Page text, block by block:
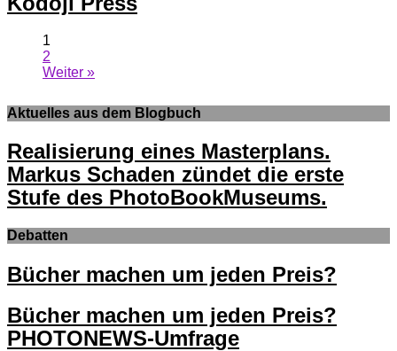
1
2
Weiter »
Aktuelles aus dem Blogbuch
Realisierung eines Masterplans.
Markus Schaden zündet die erste
Stufe des PhotoBookMuseums.
Debatten
Bücher machen um jeden Preis?
Bücher machen um jeden Preis?
PHOTONEWS-Umfrage